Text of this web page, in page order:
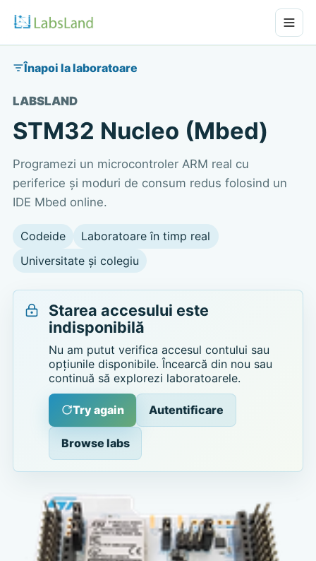
Înapoi la laboratoare
LABSLAND
STM32 Nucleo (Mbed)
Programezi un microcontroler ARM real cu
periferice și moduri de consum redus folosind un
IDE Mbed online.
Codeide
Laboratoare în timp real
Universitate și colegiu
Starea accesului este
indisponibilă
Nu am putut verifica accesul contului sau
opțiunile disponibile. Încearcă din nou sau
continuă să explorezi laboratoarele.
Try again Autentificare
Browse labs